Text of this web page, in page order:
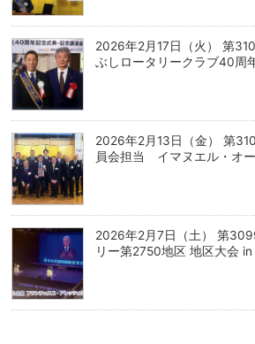
2026年2月17日（火） 第
ぶしロータリークラブ40周
2026年2月13日（金） 第
員会担当 イマヌエル・オ
2026年2月7日（土） 第
リー第2750地区 地区大会